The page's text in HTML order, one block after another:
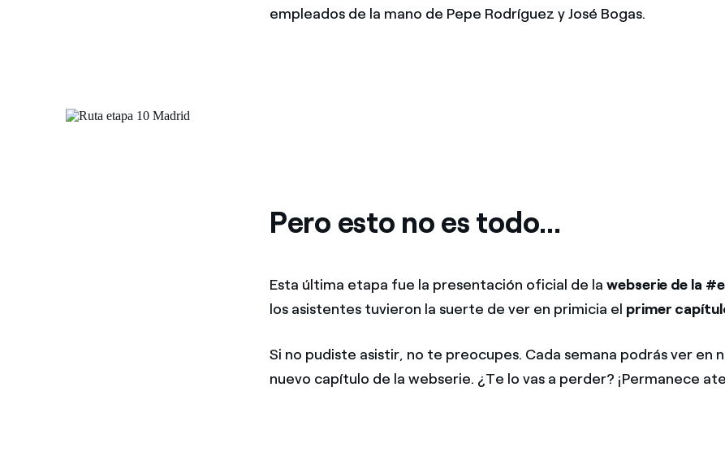
empleados de la mano de Pepe Rodríguez y José Bogas.
Pero esto no es todo...
Esta última etapa fue la presentación oficial de lawebserie de la
los asistentes tuvieron la suerte de ver en primicia el primer
Si no pudiste asistir, no te preocupes. Cada semana podrás ver en
nuevo capítulo de la webserie. ¿Te lo vas a perder? ¡Permanece